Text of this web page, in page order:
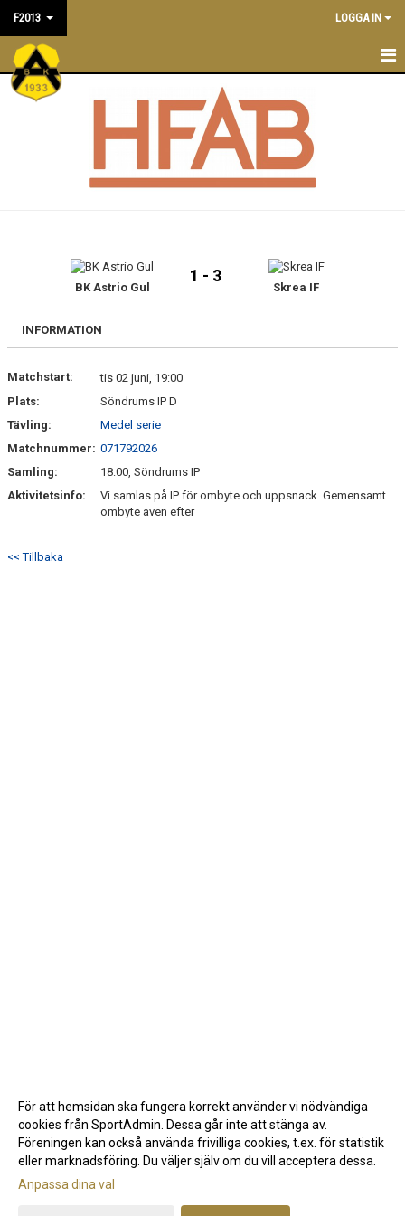
F2013 LOGGA IN
F2013
TRÄNINGSTIDER
LEDARE/TRÄNARE
MATCHER
DOKUMENT
BK Astrio Gul
1 - 3
Skrea IF
INFORMATION
Matchstart:
tis 02 juni, 19:00
Plats:
Söndrums IP D
Tävling:
Medel serie
Matchnummer: 071792026
Samling:
18:00, Söndrums IP
Aktivitetsinfo:
Vi samlas på IP för ombyte och uppsnack. Gemensamt
ombyte även efter
<< Tillbaka
Gå till Webbversion
För att hemsidan ska fungera korrekt använder vi nödvändiga
cookies från SportAdmin. Dessa går inte att stänga av.
Föreningen kan också använda frivilliga cookies, t.ex. för statistik
eller marknadsföring. Du väljer själv om du vill acceptera dessa.
Anpassa dina val